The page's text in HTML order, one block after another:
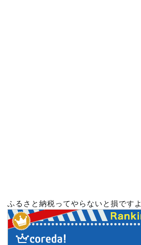
ふるさと納税ってやらないと損ですよ